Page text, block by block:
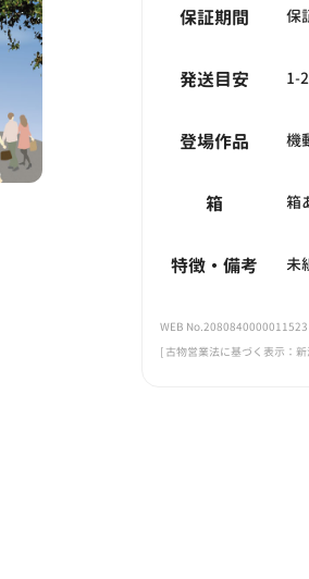
保証期間 保
発送目安 1-
登場作品 機
箱 箱
特徴・備考 未
WEB No.2080840000011523
[ 古物営業法に基づく表示：